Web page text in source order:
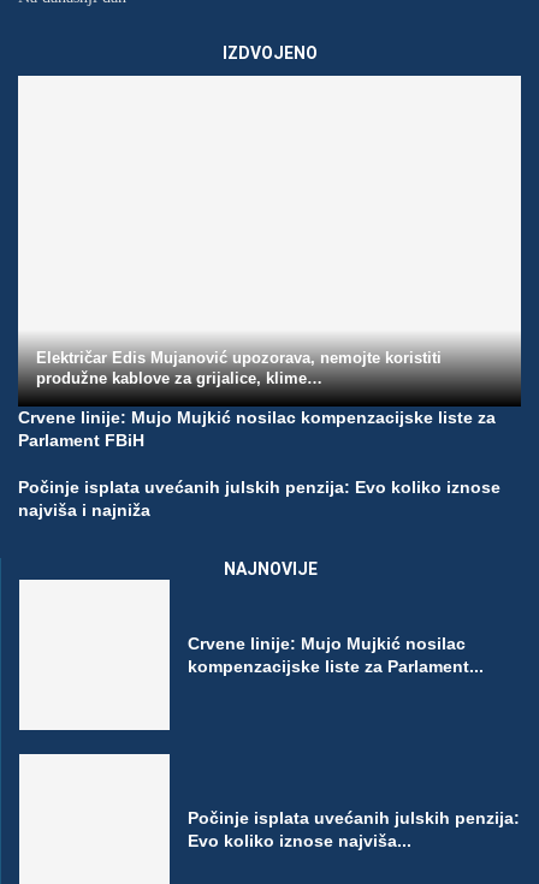
IZDVOJENO
Električar Edis Mujanović upozorava, nemojte koristiti
produžne kablove za grijalice, klime…
Crvene linije: Mujo Mujkić nosilac kompenzacijske liste za
Parlament FBiH
Počinje isplata uvećanih julskih penzija: Evo koliko iznose
najviša i najniža
NAJNOVIJE
Crvene linije: Mujo Mujkić nosilac
kompenzacijske liste za Parlament...
Počinje isplata uvećanih julskih penzija:
Evo koliko iznose najviša...